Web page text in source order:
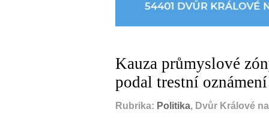
Kauza průmyslové
podal trestní oznámení
Rubrika: Politika, Dvůr Králové